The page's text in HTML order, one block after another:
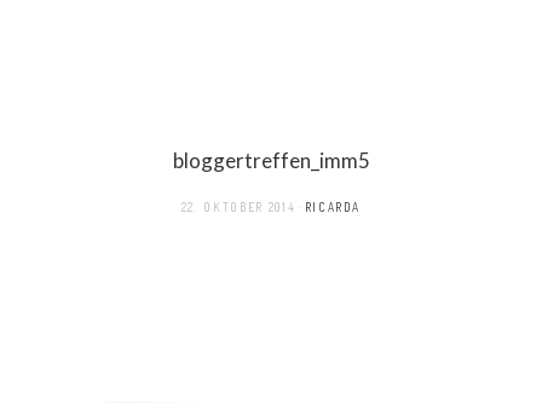
bloggertreffen_imm5
22. OKTOBER 2014 RICARDA